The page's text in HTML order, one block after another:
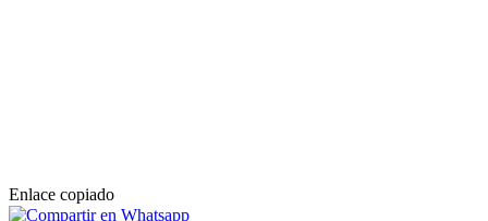
Enlace copiado